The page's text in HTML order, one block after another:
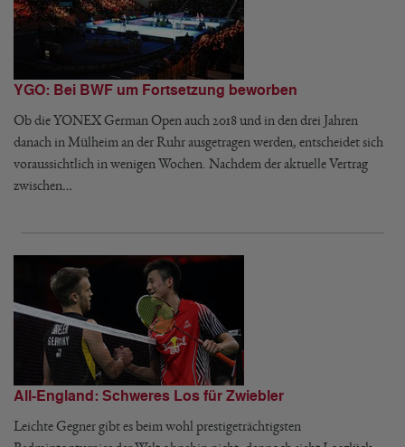
YGO: Bei BWF um Fortsetzung beworben
Ob die YONEX German Open auch 2018 und in den drei Jahren
danach in Mülheim an der Ruhr ausgetragen werden, entscheidet sich
voraussichtlich in wenigen Wochen. Nachdem der aktuelle Vertrag
zwischen…
All-England: Schweres Los für Zwiebler
Leichte Gegner gibt es beim wohl prestigeträchtigsten